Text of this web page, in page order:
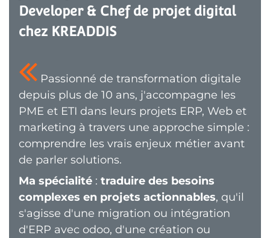
Developer & Chef de projet digital
chez KREADDIS
Passionné de transformation digitale
depuis plus de 10 ans, j'accompagne les
PME et ETI dans leurs projets ERP, Web et
marketing à travers une approche simple :
comprendre les vrais enjeux métier avant
de parler solutions.
Ma spécialité : traduire des besoins
complexes en projets actionnables, qu'il
s'agisse d'une migration ou intégration
d'ERP avec odoo, d'une création ou